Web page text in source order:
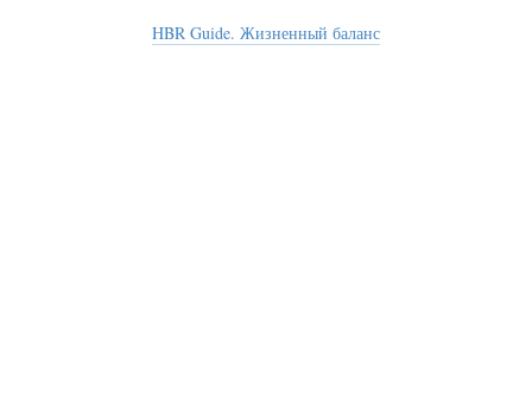
HBR Guide. Жизненный баланс